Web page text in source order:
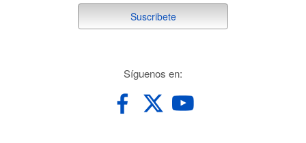
suscribete
Suscribete
Síguenos en: